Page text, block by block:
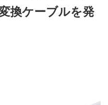
換ケーブルを発